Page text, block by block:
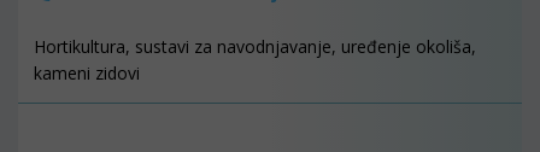
Hortikultura, sustavi za navodnjavanje, uređenje okoliša,
kameni zidovi